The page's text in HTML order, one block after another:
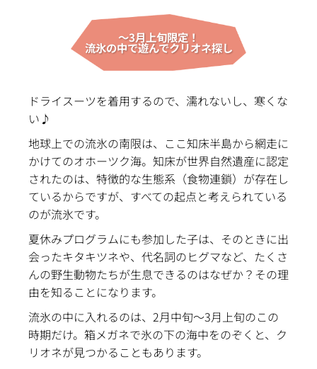
〜3月上旬限定！
流氷の中で遊んでクリオネ探し
ドライスーツを着用するので、濡れないし、寒くな
い♪
地球上での流氷の南限は、ここ知床半島から網走に
かけてのオホーツク海。知床が世界自然遺産に認定
されたのは、特徴的な生態系（食物連鎖）が存在し
ているからですが、すべての起点と考えられている
のが流氷です。
夏休みプログラムにも参加した子は、そのときに出
会ったキタキツネや、代名詞のヒグマなど、たくさ
んの野生動物たちが生息できるのはなぜか？その理
由を知ることになります。
流氷の中に入れるのは、2月中旬〜3月上旬のこの
時期だけ。箱メガネで氷の下の海中をのぞくと、ク
リオネが見つかることもあります。